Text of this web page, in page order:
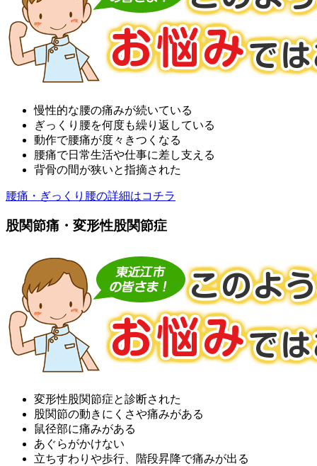
慢性的な腰の痛みが続いている
ぎっくり腰を何度も繰り返している
動作で腰痛が度々きつくなる
腰痛で日常生活や仕事に差し支える
背骨の間が狭いと指摘された
腰痛・ぎっくり腰の詳細はコチラ
股関節痛・変形性股関節症
変形性股関節症と診断された
股関節の動きにくさや痛みがある
鼠径部に痛みがある
あぐらがかけない
立ちすわりや歩行、階段昇降で痛みが出る